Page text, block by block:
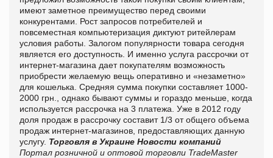
имеют заметное преимущество перед своими
конкурентами. Рост запросов потребителей и
повсеместная компьютеризация диктуют ритейлерам
условия работы. Залогом популярности товара сегодня
является его доступность. И именно услуга рассрочки от
интернет-магазина дает покупателям возможность
приобрести желаемую вещь оперативно и «незаметно»
для кошелька. Средняя сумма покупки составляет 1000-
2000 грн., однако бывают суммы и гораздо меньше, когда
используется рассрочка на 3 платежа. Уже в 2012 году
доля продаж в рассрочку составит 1/3 от общего объема
продаж интернет-магазинов, предоставляющих данную
услугу. Торговля в Украине Новости компаний
Портал розничной и оптовой торговли TradeMaster